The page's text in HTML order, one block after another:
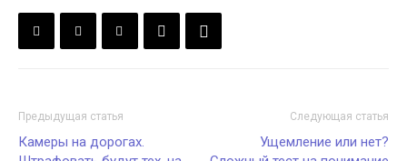
Предыдущая статья
Камеры на дорогах.
Следующая статья
Ущемление или нет?